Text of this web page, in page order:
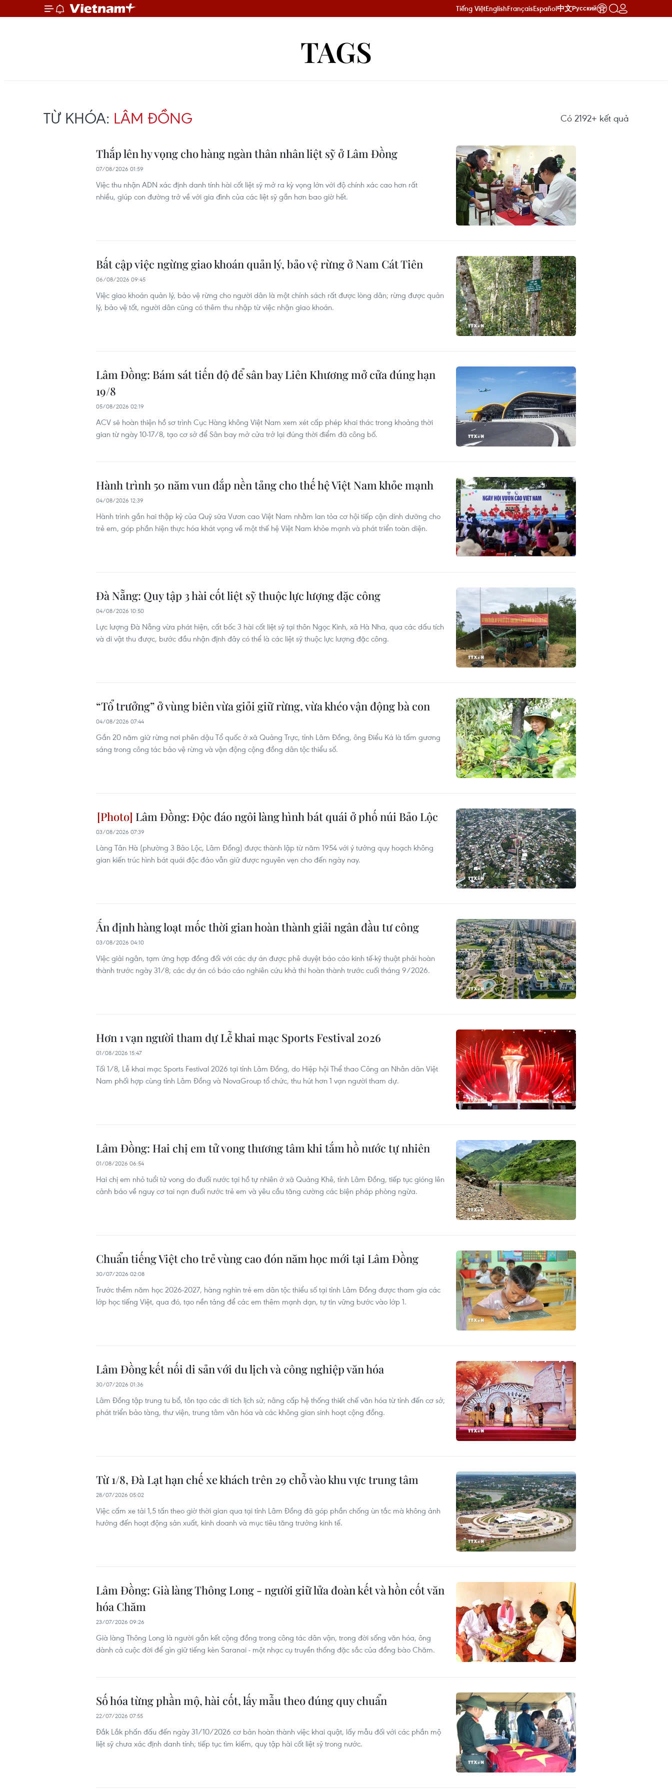
Tiếng ViệtEnglishFrançaisEspañol中文Русский
TAGS
TỪ KHÓA: LÂM ĐỒNG Có 2192+ kết quả
Thắp lên hy vọng cho hàng ngàn thân nhân liệt sỹ ở Lâm Đồng
07/08/2026 01:59
Việc thu nhận ADN xác định danh tính hài cốt liệt sỹ mở ra kỳ vọng lớn với độ chính xác cao hơn rất
nhiều, giúp con đường trở về với gia đình của các liệt sỹ gần hơn bao giờ hết.
Bất cập việc ngừng giao khoán quản lý, bảo vệ rừng ở Nam Cát Tiên
06/08/2026 09:45
Việc giao khoán quản lý, bảo vệ rừng cho người dân là một chính sách rất được lòng dân; rừng được quản
lý, bảo vệ tốt, người dân cũng có thêm thu nhập từ việc nhận giao khoán.
Lâm Đồng: Bám sát tiến độ để sân bay Liên Khương mở cửa đúng hạn
19/8
05/08/2026 02:19
ACV sẽ hoàn thiện hồ sơ trình Cục Hàng không Việt Nam xem xét cấp phép khai thác trong khoảng thời
gian từ ngày 10-17/8, tạo cơ sở để Sân bay mở cửa trở lại đúng thời điểm đã công bố.
Hành trình 50 năm vun đắp nền tảng cho thế hệ Việt Nam khỏe mạnh
04/08/2026 12:39
Hành trình gần hai thập kỷ của Quỹ sữa Vươn cao Việt Nam nhằm lan tỏa cơ hội tiếp cận dinh dưỡng cho
trẻ em, góp phần hiện thực hóa khát vọng về một thế hệ Việt Nam khỏe mạnh và phát triển toàn diện.
Đà Nẵng: Quy tập 3 hài cốt liệt sỹ thuộc lực lượng đặc công
04/08/2026 10:50
Lực lượng Đà Nẵng vừa phát hiện, cất bốc 3 hài cốt liệt sỹ tại thôn Ngọc Kinh, xã Hà Nha, qua các dấu tích
và di vật thu được, bước đầu nhận định đây có thể là các liệt sỹ thuộc lực lượng đặc công.
“Tổ trưởng” ở vùng biên vừa giỏi giữ rừng, vừa khéo vận động bà con
04/08/2026 07:44
Gần 20 năm giữ rừng nơi phên dậu Tổ quốc ở xã Quảng Trực, tỉnh Lâm Đồng, ông Điểu Ká là tấm gương
sáng trong công tác bảo vệ rừng và vận động cộng đồng dân tộc thiểu số.
Lâm Đồng: Độc đáo ngôi làng hình bát quái ở phố núi Bảo Lộc
03/08/2026 07:39
Làng Tân Hà (phường 3 Bảo Lộc, Lâm Đồng) được thành lập từ năm 1954 với ý tưởng quy hoạch không
gian kiến trúc hình bát quái độc đáo vẫn giữ được nguyên vẹn cho đến ngày nay.
Ấn định hàng loạt mốc thời gian hoàn thành giải ngân đầu tư công
03/08/2026 04:10
Việc giải ngân, tạm ứng hợp đồng đối với các dự án được phê duyệt báo cáo kinh tế-kỹ thuật phải hoàn
thành trước ngày 31/8; các dự án có báo cáo nghiên cứu khả thi hoàn thành trước cuối tháng 9/2026.
Hơn 1 vạn người tham dự Lễ khai mạc Sports Festival 2026
01/08/2026 15:47
Tối 1/8, Lễ khai mạc Sports Festival 2026 tại tỉnh Lâm Đồng, do Hiệp hội Thể thao Công an Nhân dân Việt
Nam phối hợp cùng tỉnh Lâm Đồng và NovaGroup tổ chức, thu hút hơn 1 vạn người tham dự.
Lâm Đồng: Hai chị em tử vong thương tâm khi tắm hồ nước tự nhiên
01/08/2026 06:54
Hai chị em nhỏ tuổi tử vong do đuối nước tại hồ tự nhiên ở xã Quảng Khê, tỉnh Lâm Đồng, tiếp tục gióng lên
cảnh báo về nguy cơ tai nạn đuối nước trẻ em và yêu cầu tăng cường các biện pháp phòng ngừa.
Chuẩn tiếng Việt cho trẻ vùng cao đón năm học mới tại Lâm Đồng
30/07/2026 02:08
Trước thềm năm học 2026-2027, hàng nghìn trẻ em dân tộc thiểu số tại tỉnh Lâm Đồng được tham gia các
lớp học tiếng Việt, qua đó, tạo nền tảng để các em thêm mạnh dạn, tự tin vững bước vào lớp 1.
Lâm Đồng kết nối di sản với du lịch và công nghiệp văn hóa
30/07/2026 01:36
Lâm Đồng tập trung tu bổ, tôn tạo các di tích lịch sử; nâng cấp hệ thống thiết chế văn hóa từ tỉnh đến cơ sở;
phát triển bảo tàng, thư viện, trung tâm văn hóa và các không gian sinh hoạt cộng đồng.
Từ 1/8, Đà Lạt hạn chế xe khách trên 29 chỗ vào khu vực trung tâm
28/07/2026 05:02
Việc cấm xe tải 1,5 tấn theo giờ thời gian qua tại tỉnh Lâm Đồng đã góp phần chống ùn tắc mà không ảnh
hưởng đến hoạt động sản xuất, kinh doanh và mục tiêu tăng trưởng kinh tế.
Lâm Đồng: Già làng Thông Long - người giữ lửa đoàn kết và hồn cốt văn
hóa Chăm
23/07/2026 09:26
Già làng Thông Long là người gắn kết cộng đồng trong công tác dân vận, trong đời sống văn hóa, ông
dành cả cuộc đời để gìn giữ tiếng kèn Saranai - một nhạc cụ truyền thống đặc sắc của đồng bào Chăm.
Số hóa từng phần mộ, hài cốt, lấy mẫu theo đúng quy chuẩn
22/07/2026 07:55
Đắk Lắk phấn đấu đến ngày 31/10/2026 cơ bản hoàn thành việc khai quật, lấy mẫu đối với các phần mộ
liệt sỹ chưa xác định danh tính; tiếp tục tìm kiếm, quy tập hài cốt liệt sỹ trong nước.